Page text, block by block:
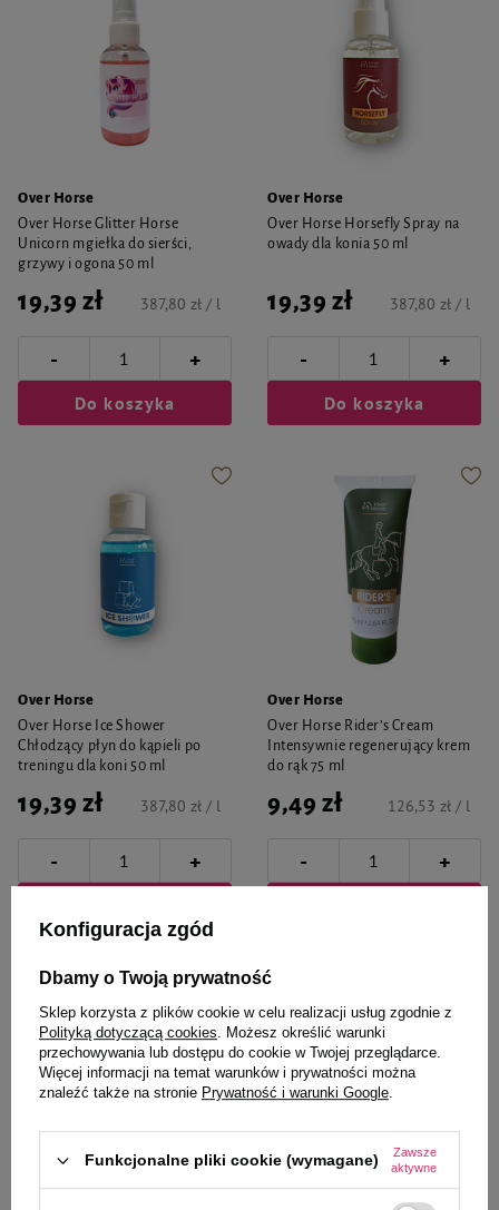
Over Horse
Over Horse Glitter Horse
Unicorn mgiełka do sierści,
grzywy i ogona 50 ml
19,39 zł 387,80 zł / l
- +
Do koszyka
Over Horse
Over Horse Horsefly Spray na
owady dla konia 50 ml
19,39 zł 387,80 zł / l
- +
Do koszyka
Over Horse
Over Horse Ice Shower
Chłodzący płyn do kąpieli po
treningu dla koni 50 ml
19,39 zł 387,80 zł / l
- +
Over Horse
Over Horse Rider’s Cream
Intensywnie regenerujący krem
do rąk 75 ml
9,49 zł 126,53 zł / l
- +
Konfiguracja zgód
Dbamy o Twoją prywatność
Sklep korzysta z plików cookie w celu realizacji usług zgodnie z
Polityką dotyczącą cookies. Możesz określić warunki
przechowywania lub dostępu do cookie w Twojej przeglądarce.
Więcej informacji na temat warunków i prywatności można
znaleźć także na stronie Prywatność i warunki Google.
Funkcjonalne pliki cookie (wymagane)
Zawsze
aktywne